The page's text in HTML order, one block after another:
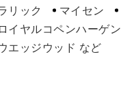
リック
マイセン
ロイヤルコペンハーゲン
エッジウッド